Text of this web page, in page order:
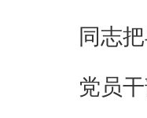
同志
党员